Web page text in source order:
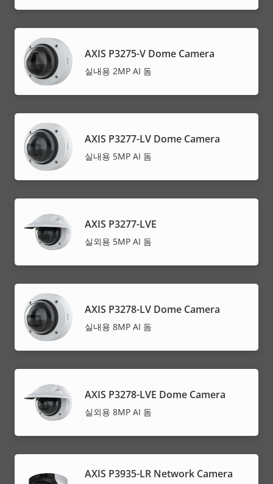
AXIS P3275-V Dome Camera
실내용 2MP AI 돔
AXIS P3277-LV Dome Camera
실내용 5MP AI 돔
AXIS P3277-LVE
실외용 5MP AI 돔
AXIS P3278-LV Dome Camera
실내용 8MP AI 돔
AXIS P3278-LVE Dome Camera
실외용 8MP AI 돔
AXIS P3935-LR Network Camera